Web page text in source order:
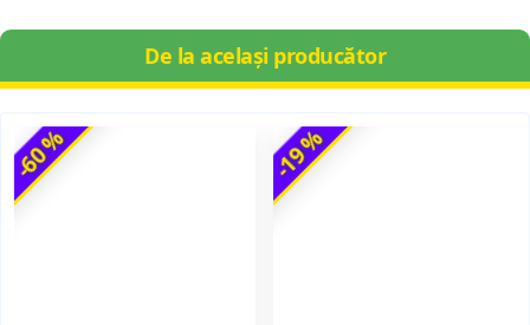
De la același producător
-60 % -19 %